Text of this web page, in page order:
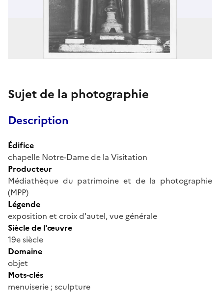
Sujet de la photographie
Description
Édifice
chapelle Notre-Dame de la Visitation
Producteur
Médiathèque du patrimoine et de la photographie
(MPP)
Légende
exposition et croix d'autel, vue générale
Siècle de l'œuvre
19e siècle
Domaine
objet
Mots-clés
menuiserie ; sculpture